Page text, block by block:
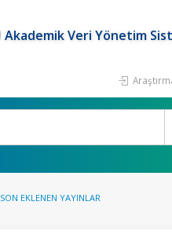
Akademik Veri Yönetim
SON EKLENEN YAYINLAR